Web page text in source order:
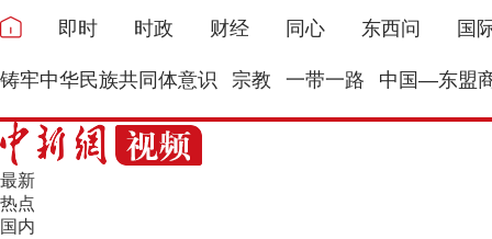
即时 时政 财经 同心 东西问 国
铸牢中华民族共同体意识 宗教 一带一路 中国—东盟
最新
热点
国内